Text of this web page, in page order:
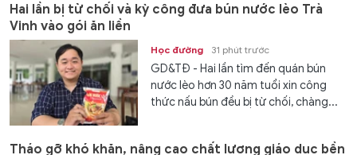
Hai lần bị từ chối và kỳ công đưa bún nước lèo Trà
Vinh vào gói ăn liền
Học đường 31 phút trước
GD&TĐ - Hai lần tìm đến quán bún
nước lèo hơn 30 năm tuổi xin công
thức nấu bún đều bị từ chối, chàng...
Tháo gỡ khó khăn, nâng cao chất lượng giáo dục bền